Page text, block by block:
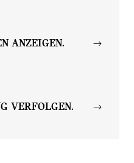
ANZEIGEN.
VERFOLGEN.